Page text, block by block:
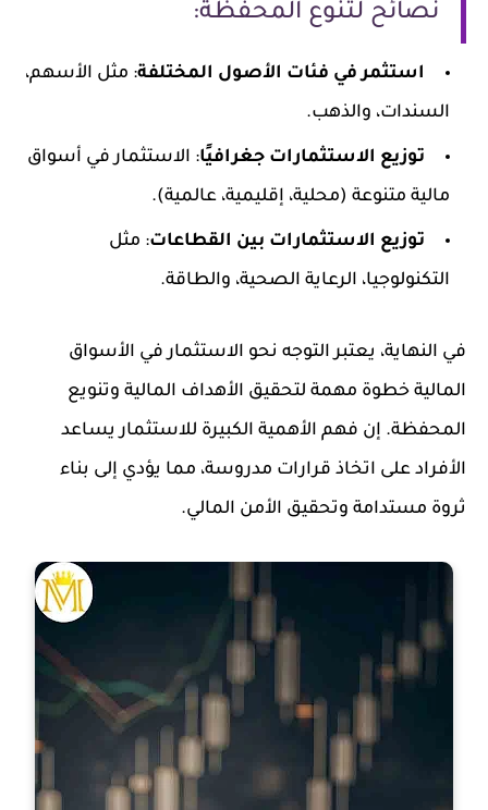
نصائح لتنوع المحفظة:
استثمر في فئات الأصول المختلفة: مثل الأسهم،
السندات، والذهب.
توزيع الاستثمارات جغرافيًا: الاستثمار في أسواق
مالية متنوعة (محلية، إقليمية، عالمية).
توزيع الاستثمارات بين القطاعات: مثل
التكنولوجيا، الرعاية الصحية، والطاقة.
في النهاية، يعتبر التوجه نحو الاستثمار في الأسواق
المالية خطوة مهمة لتحقيق الأهداف المالية وتنويع
المحفظة. إن فهم الأهمية الكبيرة للاستثمار يساعد
الأفراد على اتخاذ قرارات مدروسة، مما يؤدي إلى بناء
ثروة مستدامة وتحقيق الأمن المالي.